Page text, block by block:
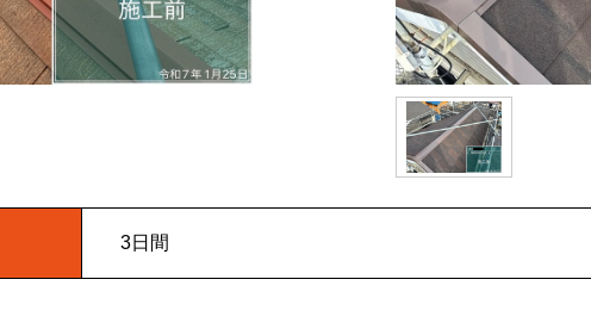
3日間